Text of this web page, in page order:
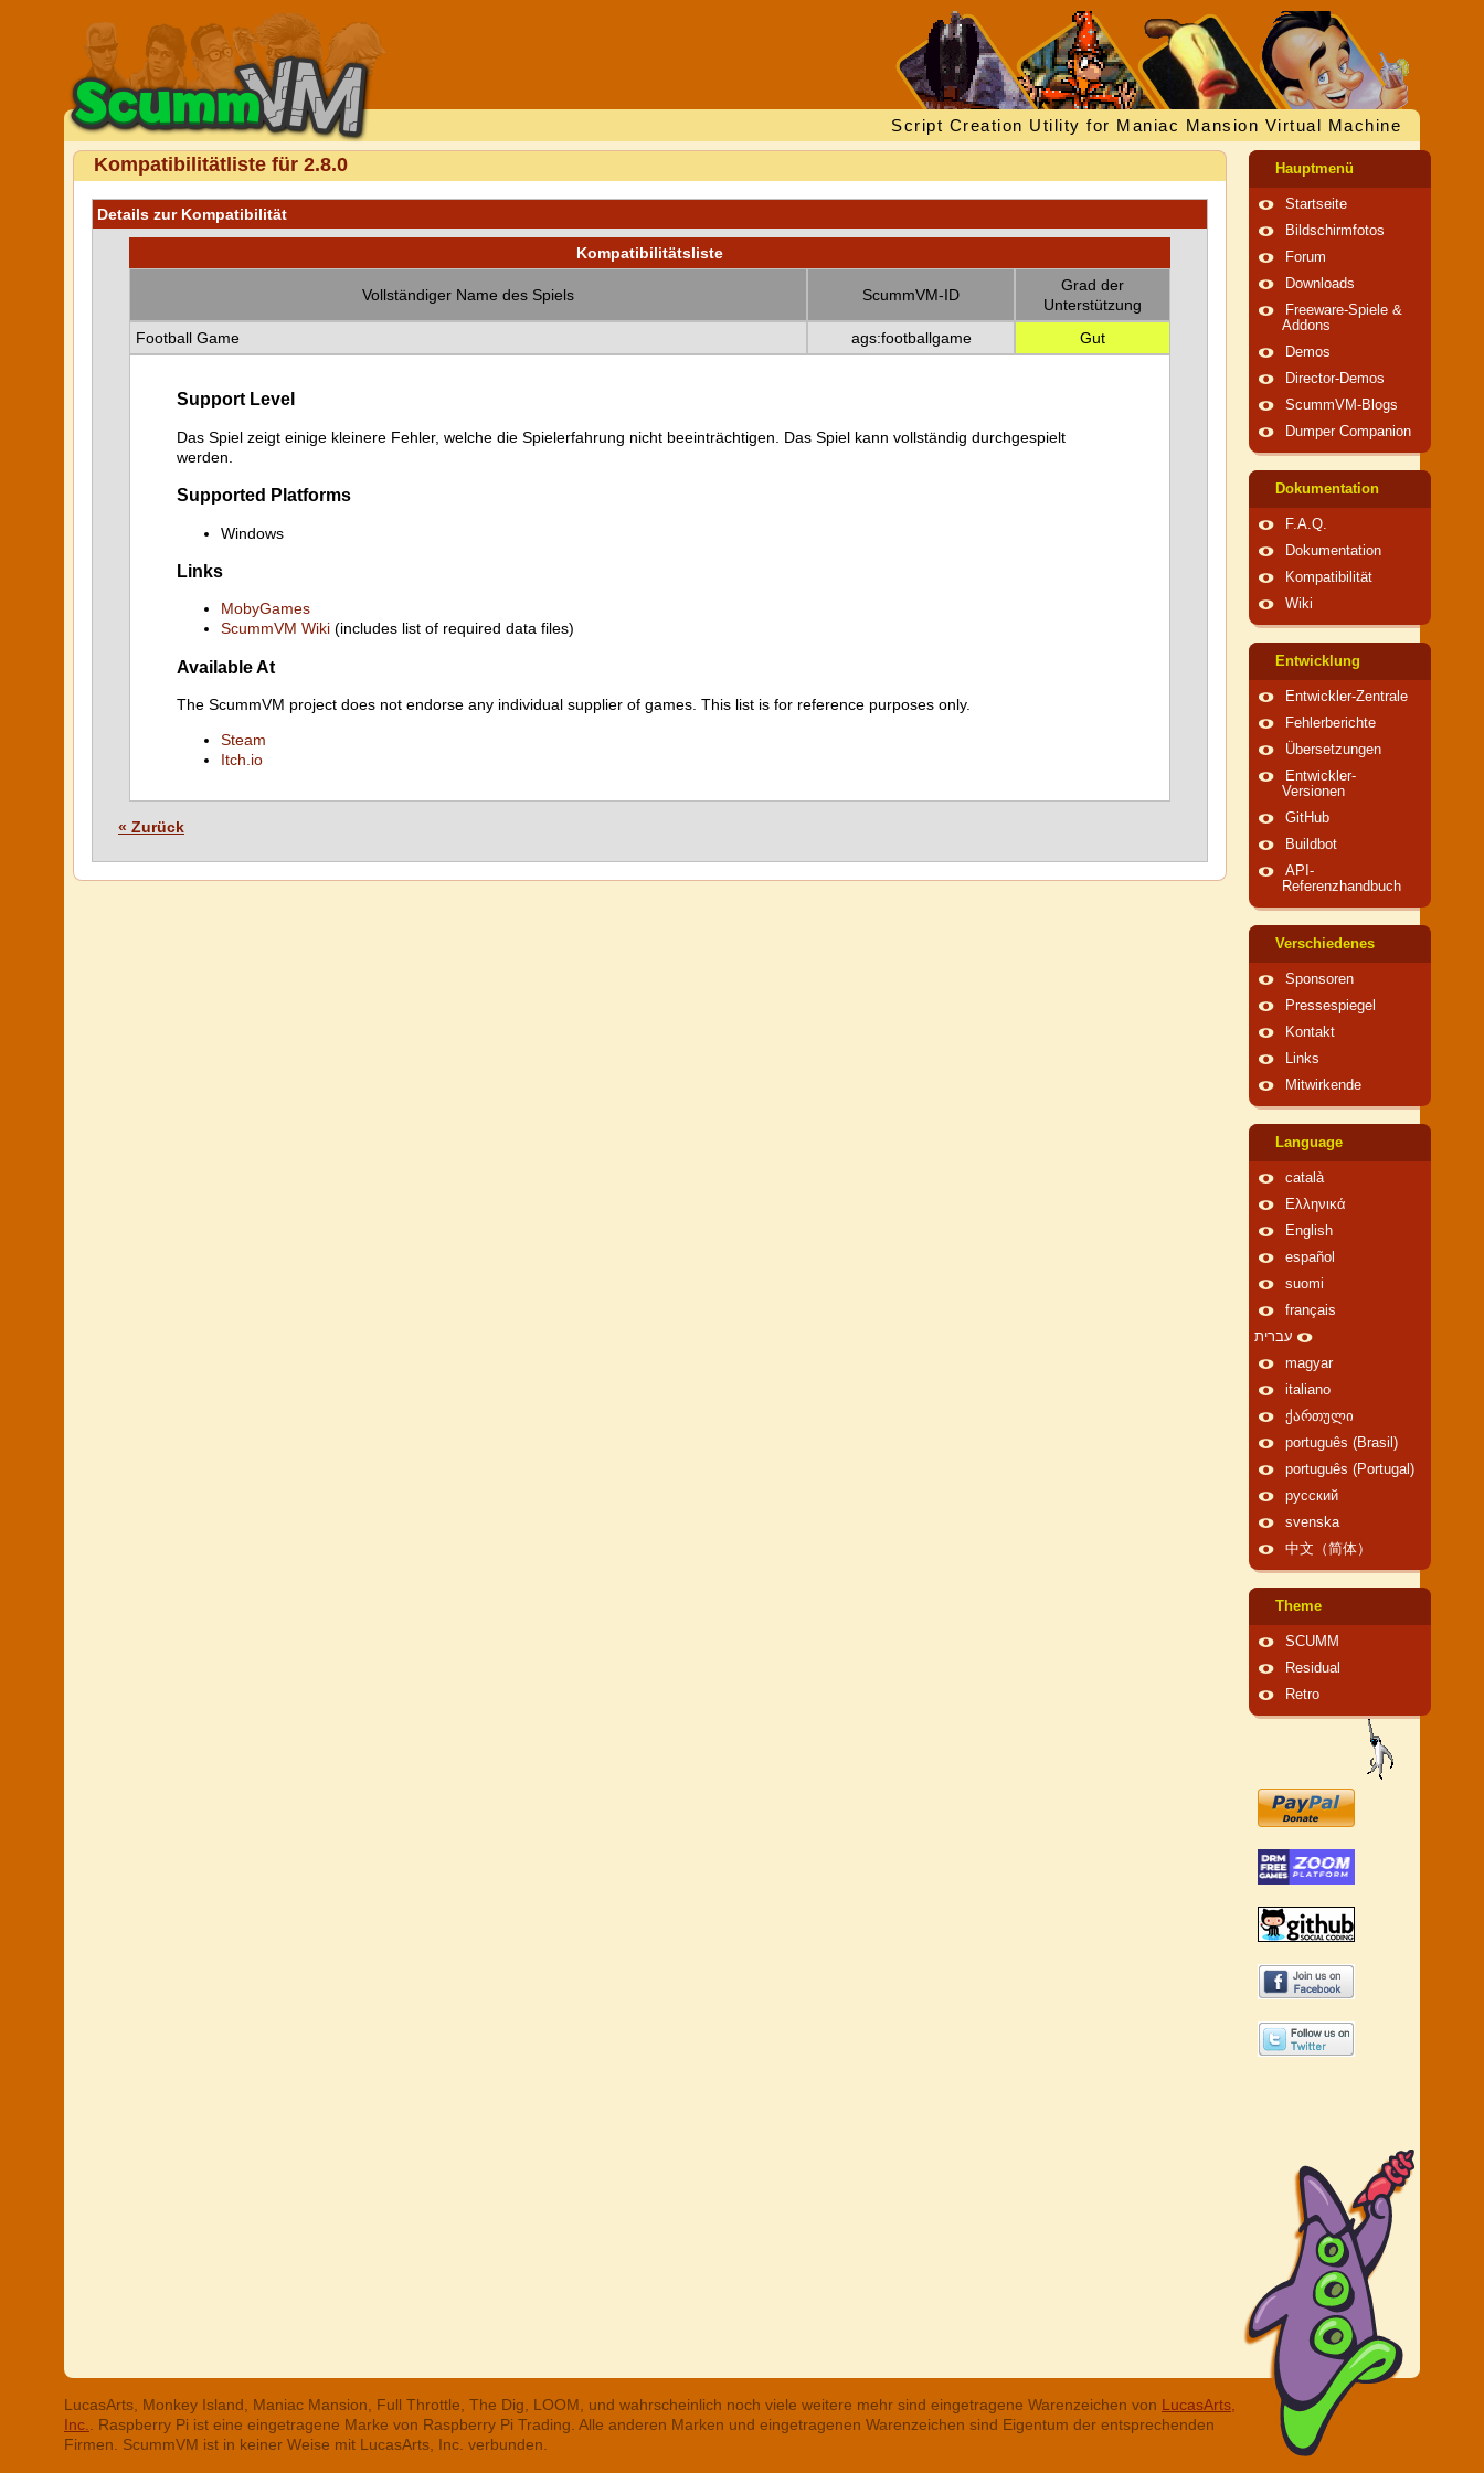
Script Creation Utility for Maniac Mansion Virtual Machine
Kompatibilitätliste für 2.8.0
Details zur Kompatibilität
Kompatibilitätsliste
Vollständiger Name des Spiels ScummVM-ID
Grad der
Unterstützung
Football Game
ags:footballgame Gut
Support Level
Das Spiel zeigt einige kleinere Fehler, welche die Spielerfahrung nicht beeinträchtigen. Das Spiel kann vollständig durchgespielt
werden.
Supported Platforms
Windows
Links
MobyGames
ScummVM Wiki (includes list of required data files)
Available At
The ScummVM project does not endorse any individual supplier of games. This list is for reference purposes only.
Steam
Itch.io
« Zurück
Hauptmenü
Startseite
Bildschirmfotos
Forum
Downloads
Freeware-Spiele &
Addons
Demos
Director-Demos
ScummVM-Blogs
Dumper Companion
Dokumentation
F.A.Q.
Dokumentation
Kompatibilität
Wiki
Entwicklung
Entwickler-Zentrale
Fehlerberichte
Übersetzungen
Entwickler-
Versionen
GitHub
Buildbot
API-
Referenzhandbuch
Verschiedenes
Sponsoren
Pressespiegel
Kontakt
Links
Mitwirkende
Language
català
Ελληνικά
English
español
suomi
français
עברית
magyar
italiano
ქართული
português (Brasil)
português (Portugal)
русский
svenska
中文（简体）
Theme
SCUMM
Residual
Retro
LucasArts, Monkey Island, Maniac Mansion, Full Throttle, The Dig, LOOM, und wahrscheinlich noch viele weitere mehr sind eingetragene Warenzeichen von LucasArts,
Inc.
. Raspberry Pi ist eine eingetragene Marke von Raspberry Pi Trading. Alle anderen Marken und eingetragenen Warenzeichen sind Eigentum der entsprechenden
Firmen. ScummVM ist in keiner Weise mit LucasArts, Inc. verbunden.